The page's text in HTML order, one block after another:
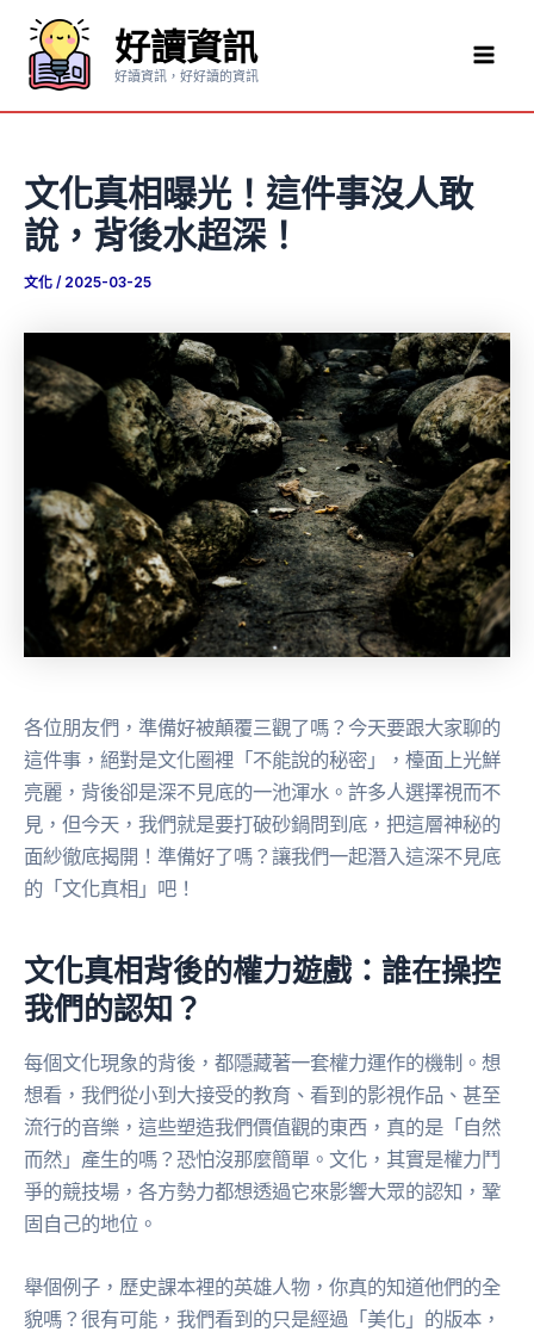
要
好讀資訊
好讀資訊，好好讀的資訊
文化真相曝光！這件事沒人敢
說，背後水超深！
文化 / 2025-03-25
各位朋友們，準備好被顛覆三觀了嗎？今天要跟大家聊的
這件事，絕對是文化圈裡「不能說的秘密」，檯面上光鮮
亮麗，背後卻是深不見底的一池渾水。許多人選擇視而不
見，但今天，我們就是要打破砂鍋問到底，把這層神秘的
面紗徹底揭開！準備好了嗎？讓我們一起潛入這深不見底
的「文化真相」吧！
文化真相背後的權力遊戲：誰在操控
我們的認知？
每個文化現象的背後，都隱藏著一套權力運作的機制。想
想看，我們從小到大接受的教育、看到的影視作品、甚至
流行的音樂，這些塑造我們價值觀的東西，真的是「自然
而然」產生的嗎？恐怕沒那麼簡單。文化，其實是權力鬥
爭的競技場，各方勢力都想透過它來影響大眾的認知，鞏
固自己的地位。
舉個例子，歷史課本裡的英雄人物，你真的知道他們的全
貌嗎？很有可能，我們看到的只是經過「美化」的版本，